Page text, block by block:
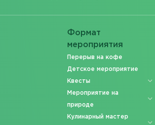
Формат
мероприятия
Перерыв на кофе
Детское мероприятие
Квесты
Мероприятие на
природе
Кулинарный мастер